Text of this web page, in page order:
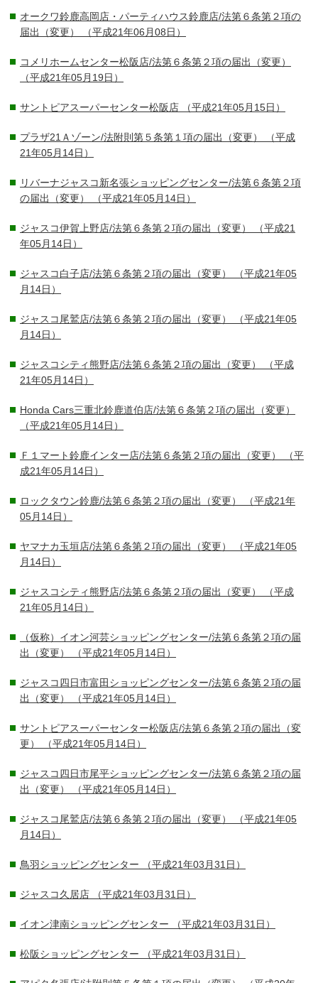
オークワ鈴鹿高岡店・パーティハウス鈴鹿店/法第６条第２項の
届出（変更）
（平成21年06月08日）
コメリホームセンター松阪店/法第６条第２項の届出（変更）
（平成21年05月19日）
サントピアスーパーセンター松阪店 （平成21年05月15日）
プラザ21Ａゾーン/法附則第５条第１項の届出（変更）
（平成
21年05月14日）
リバーナジャスコ新名張ショッピングセンター/法第６条第２項
の届出（変更）
（平成21年05月14日）
ジャスコ伊賀上野店/法第６条第２項の届出（変更）
（平成21
年05月14日）
ジャスコ白子店/法第６条第２項の届出（変更）
（平成21年05
月14日）
ジャスコ尾鷲店/法第６条第２項の届出（変更）
（平成21年05
月14日）
ジャスコシティ熊野店/法第６条第２項の届出（変更）
（平成
21年05月14日）
Honda Cars三重北鈴鹿道伯店/法第６条第２項の届出（変更）
（平成21年05月14日）
Ｆ１マート鈴鹿インター店/法第６条第２項の届出（変更）
（平
成21年05月14日）
ロックタウン鈴鹿/法第６条第２項の届出（変更）
（平成21年
05月14日）
ヤマナカ玉垣店/法第６条第２項の届出（変更）
（平成21年05
月14日）
ジャスコシティ熊野店/法第６条第２項の届出（変更）
（平成
21年05月14日）
（仮称）イオン河芸ショッピングセンター/法第６条第２項の届
出（変更）
（平成21年05月14日）
ジャスコ四日市富田ショッピングセンター/法第６条第２項の届
出（変更）
（平成21年05月14日）
サントピアスーパーセンター松阪店/法第６条第２項の届出（変
更）
（平成21年05月14日）
ジャスコ四日市尾平ショッピングセンター/法第６条第２項の届
出（変更）
（平成21年05月14日）
ジャスコ尾鷲店/法第６条第２項の届出（変更）
（平成21年05
月14日）
鳥羽ショッピングセンター （平成21年03月31日）
ジャスコ久居店 （平成21年03月31日）
イオン津南ショッピングセンター （平成21年03月31日）
松阪ショッピングセンター （平成21年03月31日）